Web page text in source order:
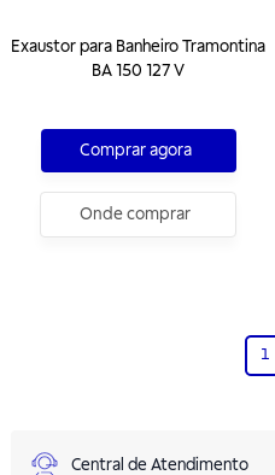
Exaustor para Banheiro Tramontina
BA 150 127 V
Comprar agora
Onde comprar
1
Central de Atendimento